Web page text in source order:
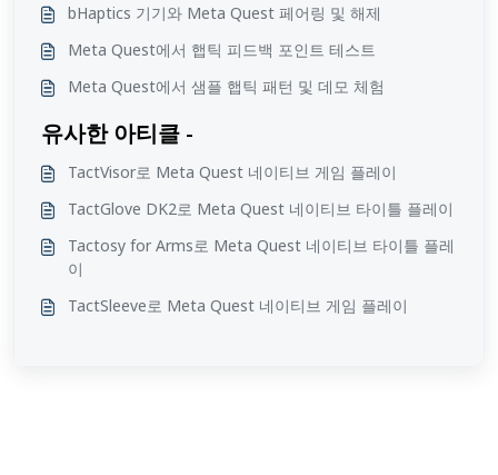
bHaptics 기기와 Meta Quest 페어링 및 해제
Meta Quest에서 햅틱 피드백 포인트 테스트
Meta Quest에서 샘플 햅틱 패턴 및 데모 체험
유사한 아티클 -
TactVisor로 Meta Quest 네이티브 게임 플레이
TactGlove DK2로 Meta Quest 네이티브 타이틀 플레이
Tactosy for Arms로 Meta Quest 네이티브 타이틀 플레
이
TactSleeve로 Meta Quest 네이티브 게임 플레이